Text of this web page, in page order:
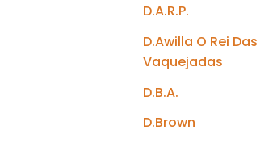
D.A.R.P.
D.Awilla O Rei Das
Vaquejadas
D.B.A.
D.Brown